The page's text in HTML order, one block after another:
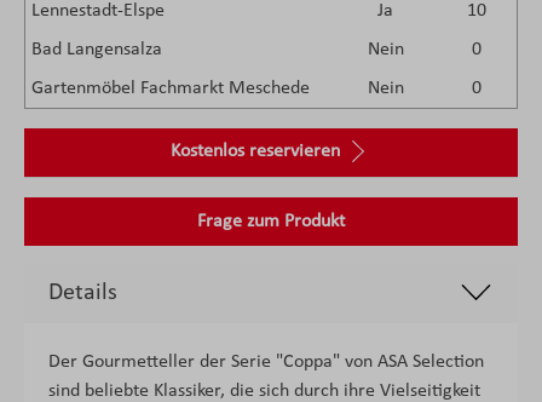
Lennestadt-Elspe
Ja
10
Bad Langensalza
Nein
0
Gartenmöbel Fachmarkt Meschede
Nein 0
Kostenlos reservieren
Frage zum Produkt
Details
Der Gourmetteller der Serie "Coppa" von ASA Selection
sind beliebte Klassiker, die sich durch ihre Vielseitigkeit